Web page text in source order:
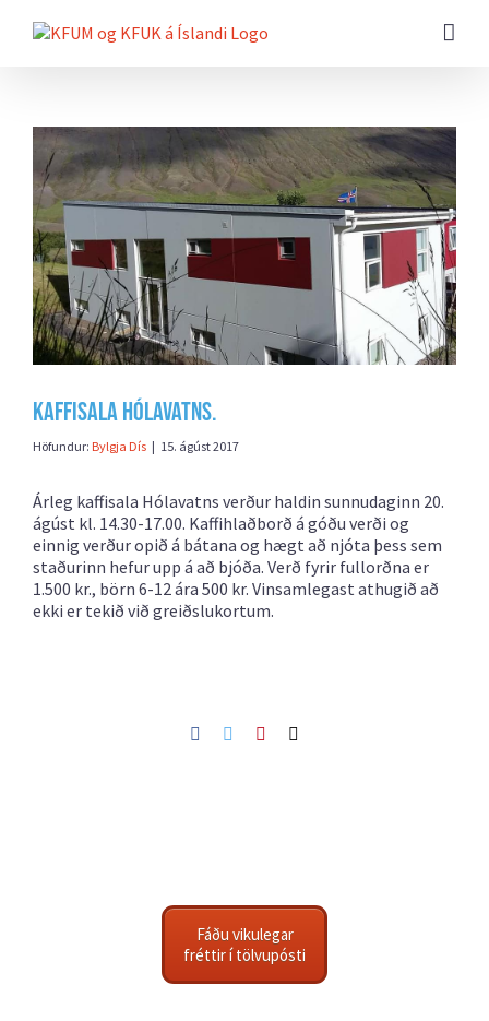
beint
Skoða
stærri
mynd
Kaffisala Hólavatns.
Höfundur: Bylgja Dís | 15. ágúst 2017
Árleg kaffisala Hólavatns verður haldin sunnudaginn 20.
ágúst kl. 14.30-17.00. Kaffihlaðborð á góðu verði og
einnig verður opið á bátana og hægt að njóta þess sem
staðurinn hefur upp á að bjóða. Verð fyrir fullorðna er
1.500 kr., börn 6-12 ára 500 kr. Vinsamlegast athugið að
ekki er tekið við greiðslukortum.
Facebook
TwitterPinterest
Fáðu vikulegar
fréttir í tölvupósti